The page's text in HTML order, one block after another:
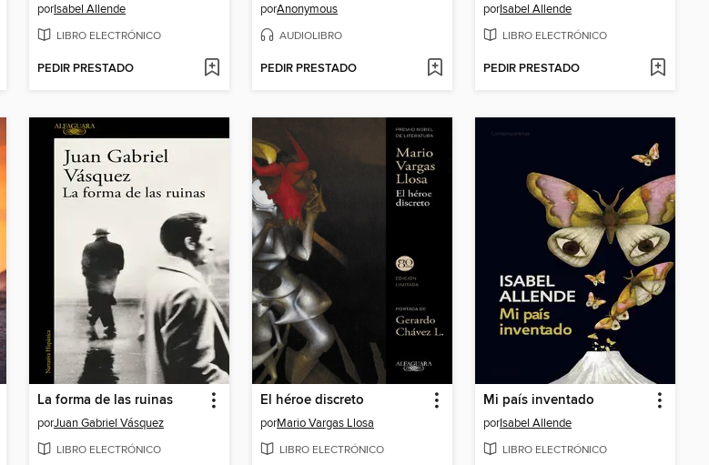
porIsabel Allende
LIBRO ELECTRÓNICO
PEDIR PRESTADO
porAnonymous
AUDIOLIBRO
PEDIR PRESTADO
porIsabel Allende
LIBRO ELECTRÓNICO
PEDIR PRESTADO
La forma de las ruinas
porJuan Gabriel Vásquez
LIBRO ELECTRÓNICO
El héroe discreto
porMario Vargas Llosa
LIBRO ELECTRÓNICO
Mi país inventado
porIsabel Allende
LIBRO ELECTRÓNICO